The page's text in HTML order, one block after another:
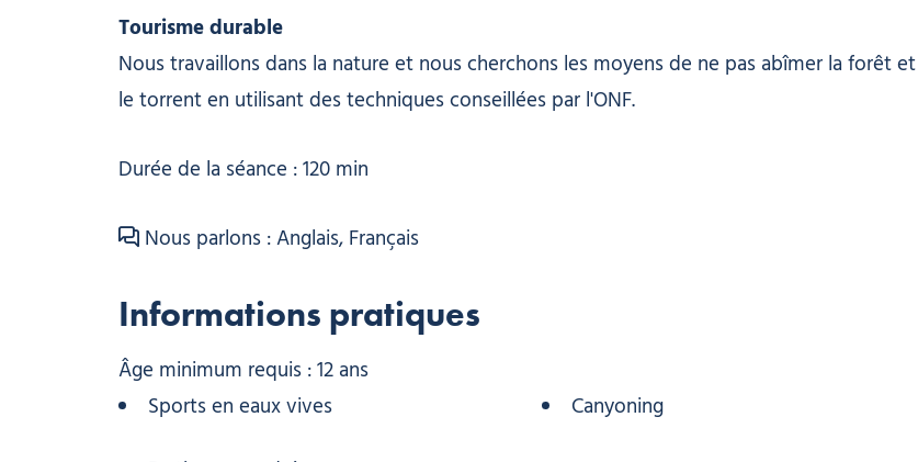
Tourisme durable
Nous travaillons dans la nature et nous cherchons les moyens de ne pas abîmer la forêt et
le torrent en utilisant des techniques conseillées par l'ONF.
Durée de la séance : 120 min
Nous parlons : Anglais, Français
Informations pratiques
Âge minimum requis : 12 ans
Sports en eaux vives
Canyoning